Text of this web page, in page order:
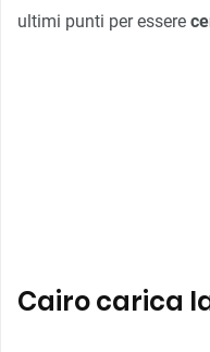
ultimi punti per essere
Cairo carica